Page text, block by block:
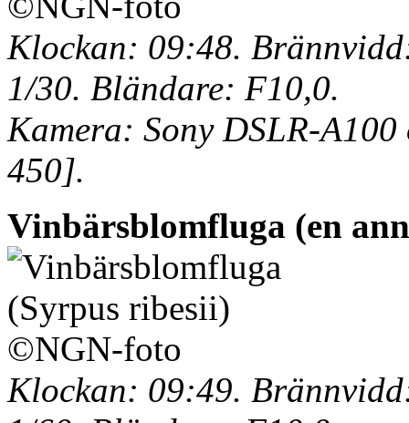
Klockan: 09:48.
1/30. Bländare: F10,0.
Kamera: Sony DSLR-
450].
Vinbärsblomfluga (en
Klockan: 09:49.